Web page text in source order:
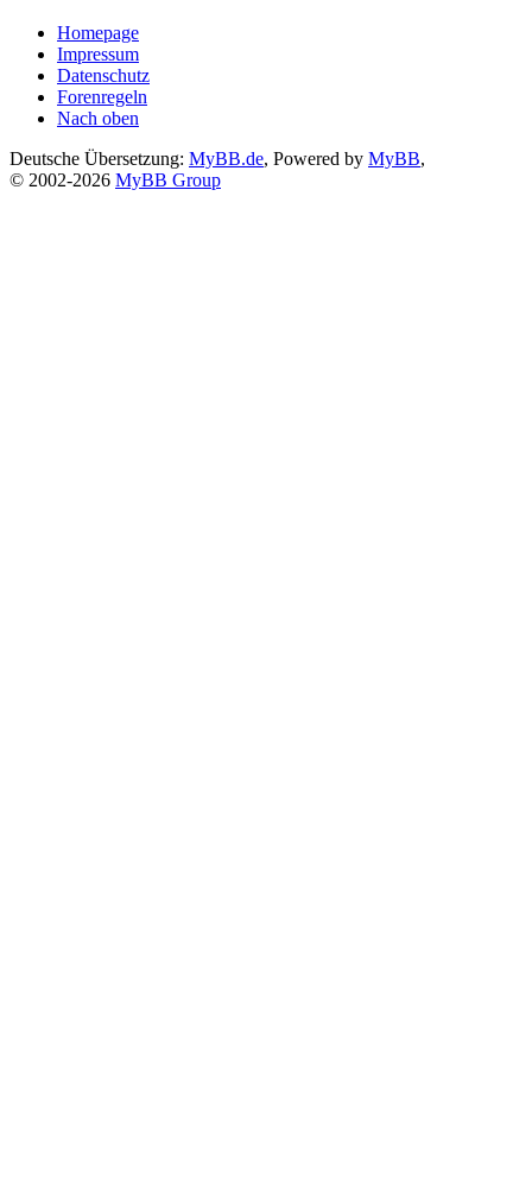
Homepage
Impressum
Datenschutz
Forenregeln
Nach oben
Deutsche Übersetzung: MyBB.de, Powered by MyBB,
© 2002-2026 MyBB Group